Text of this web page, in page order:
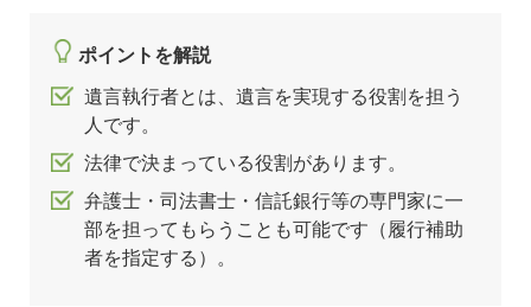
ポイントを解説
遺言執行者とは、遺言を実現する役割を担う
人です。
法律で決まっている役割があります。
弁護士・司法書士・信託銀行等の専門家に一
部を担ってもらうことも可能です（履行補助
者を指定する）。